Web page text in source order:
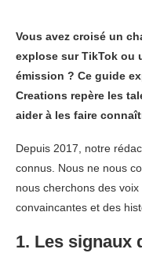
Vous avez croisé un
explose sur TikTok ou
émission ? Ce guide
Creations repère les
aider à les faire
Depuis 2017, notre
connus. Nous ne nous
nous cherchons des
convaincantes et des
1. Les signaux